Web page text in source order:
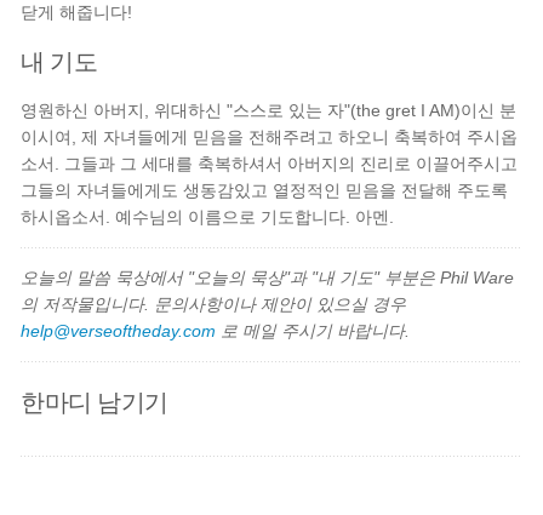
닫게 해줍니다!
내 기도
영원하신 아버지, 위대하신 "스스로 있는 자"(the gret I AM)이신 분
이시여, 제 자녀들에게 믿음을 전해주려고 하오니 축복하여 주시옵
소서. 그들과 그 세대를 축복하셔서 아버지의 진리로 이끌어주시고
그들의 자녀들에게도 생동감있고 열정적인 믿음을 전달해 주도록
하시옵소서. 예수님의 이름으로 기도합니다. 아멘.
오늘의 말씀 묵상에서 "오늘의 묵상"과 "내 기도" 부분은 Phil Ware
의 저작물입니다. 문의사항이나 제안이 있으실 경우
help@verseoftheday.com 로 메일 주시기 바랍니다.
한마디 남기기